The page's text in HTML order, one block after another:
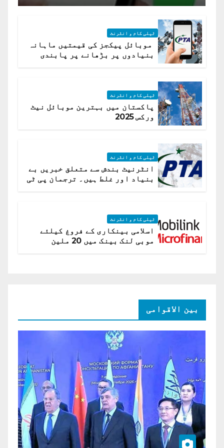
ٹیلی کام و انٹرنٹ
موبائل پیکجز کی قیمتیں ماہانہ
بنیادوں پر بڑھانے پر پابندی
ٹیلی کام و انٹرنٹ
پاکستان میں بہترین موبائل نیٹ
ورکس 2025
ٹیلی کام و انٹرنٹ
انٹرنیٹ بندش سے متعلق خبریں بے
بنیاد اور غلط ہیں۔ ترجمان پی ٹی
ٹیلی کام و انٹرنٹ
اسلامی بینکاری کے فروغ کیلئے
موبی لنک بینک میں 20 ملین
بین الاقوامی